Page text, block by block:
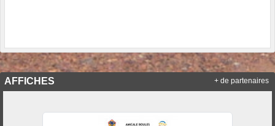
AFFICHES + de partenaires